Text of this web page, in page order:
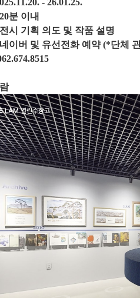
:
시간 :
용 : 전시 기
: 네이버 및 유선전화 예